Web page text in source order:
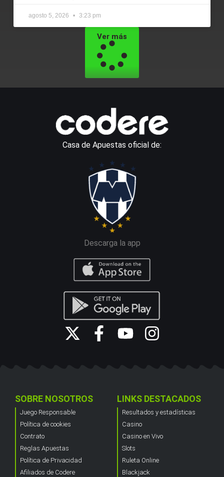
agosto 5, 2026 3:23 pm
Ver más
Casa de Apuestas oficial de:
Descarga la app
SOBRE NOSOTROS
Juego Responsable
Política de cookies
Contrato
Reglas Apuestas
Política de Privacidad
Afiliados de Codere
LINKS DESTACADOS
Resultados y estadísticas
Casino
Casino en Vivo
Slots
Ruleta Online
Blackjack